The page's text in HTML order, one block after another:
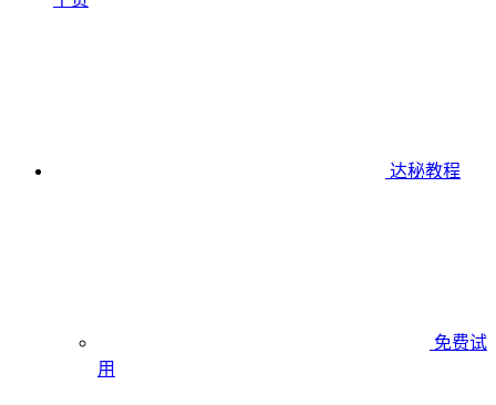
达秘教程
免费试
用